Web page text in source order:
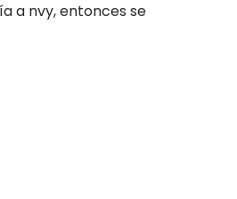
a nvy, entonces se